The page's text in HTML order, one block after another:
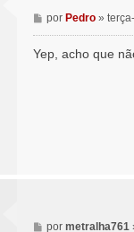
M
e
s
porPedro »
Yep, acho que
M
pormetralha761